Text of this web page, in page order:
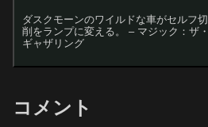
ダスクモーンのワイルドな車がセルフ切
削をランプに変える。 – マジック：ザ・
ギャザリング
コメント